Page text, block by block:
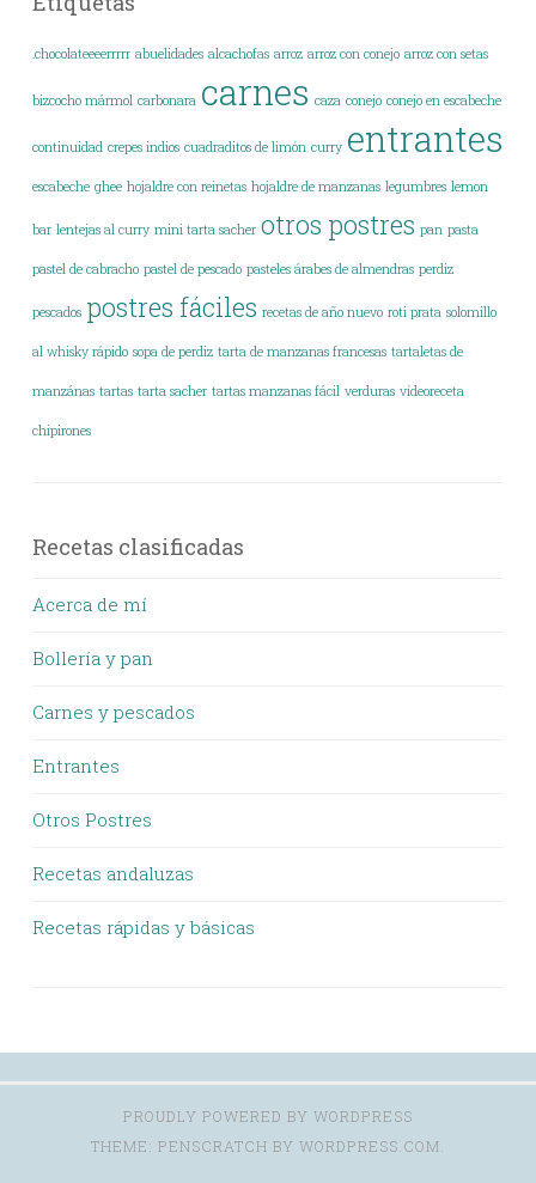
.chocolateeeerrrrr abuelidades alcachofas arroz arroz con conejo arroz con setas
bizcocho mármol carbonara carnes caza conejo conejo en escabeche
continuidad crepes indios cuadraditos de limón curry entrantes
escabeche ghee hojaldre con reinetas hojaldre de manzanas legumbres lemon
bar lentejas al curry mini tarta sacher otros postres pan pasta
pastel de cabracho pastel de pescado pasteles árabes de almendras perdiz
pescados postres fáciles recetas de año nuevo roti prata solomillo
al whisky rápido sopa de perdiz tarta de manzanas francesas tartaletas de
manzánas tartas tarta sacher tartas manzanas fácil verduras vídeoreceta
chipirones
Recetas clasificadas
Acerca de mí
Bollería y pan
Carnes y pescados
Entrantes
Otros Postres
Recetas andaluzas
Recetas rápidas y básicas
PROUDLY POWERED BY WORDPRESS
THEME: PENSCRATCH BY WORDPRESS.COM